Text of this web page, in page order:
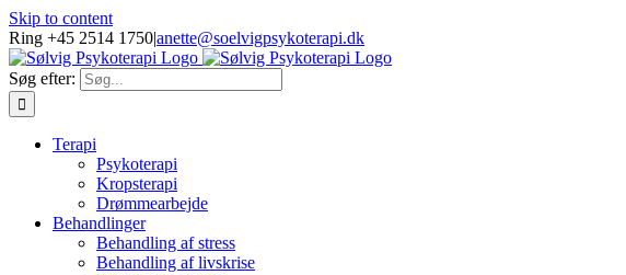
Skip to content
Ring +45 2514 1750|anette@soelvigpsykoterapi.dk
Søg efter:
Terapi
Psykoterapi
Kropsterapi
Drømmearbejde
Behandlinger
Behandling af stress
Behandling af livskrise